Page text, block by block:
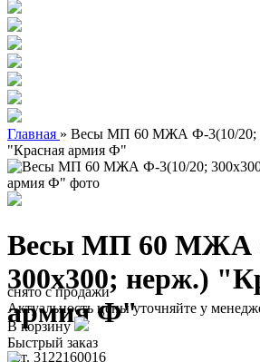
Главная » Весы МП 60 МЖА Ф-3(10/20;
"Красная армия Ф"
Весы МП 60 МЖА
300х300; нерж.)
армия Ф"
арт. 3122160016
снято с продажи
Актуальность цены уточняйте у
В корзину
Быстрый заказ